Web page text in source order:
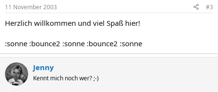
11 November 2003 #3
Herzlich willkommen und viel Spaß hier!
:sonne :bounce2 :sonne :bounce2 :sonne
Jenny
Kennt mich noch wer? ;-)